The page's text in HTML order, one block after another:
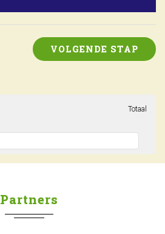
VOLGENDE STAP
Totaal
Partners